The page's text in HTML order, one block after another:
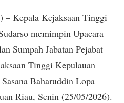
Kepala Kejaksaan Tinggi
memimpin Upacara
Sumpah Jabatan Pejabat
Tinggi Kepulauan
Baharuddin Lopa
Riau, Senin (25/05/2026).